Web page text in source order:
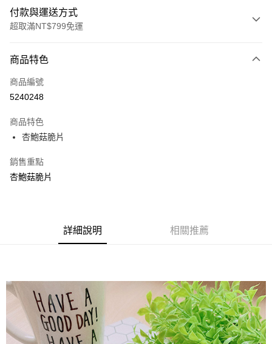
付款與運送方式
超取滿NT$799免運
信用卡一次付款
超商取貨付款
Apple Pay
街口支付
悠遊付
全家取貨付款
每筆NT$60，滿NT$799(含以上)免運費
付款後全家取貨
商品特色
商品編號
5240248
商品特色
杏鮑菇脆片
銷售重點
杏鮑菇脆片
詳細說明 相關推薦